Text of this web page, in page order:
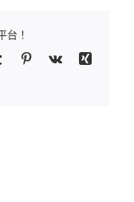
台！
Tumblr Pinterest
Vk
Xing